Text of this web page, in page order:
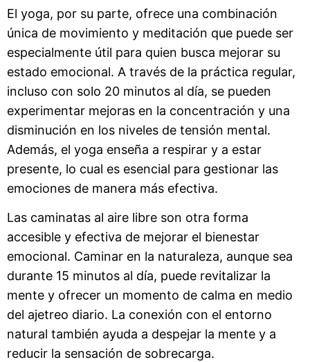
El yoga, por su parte, ofrece una combinación
única de movimiento y meditación que puede ser
especialmente útil para quien busca mejorar su
estado emocional. A través de la práctica regular,
incluso con solo 20 minutos al día, se pueden
experimentar mejoras en la concentración y una
disminución en los niveles de tensión mental.
Además, el yoga enseña a respirar y a estar
presente, lo cual es esencial para gestionar las
emociones de manera más efectiva.
Las caminatas al aire libre son otra forma
accesible y efectiva de mejorar el bienestar
emocional. Caminar en la naturaleza, aunque sea
durante 15 minutos al día, puede revitalizar la
mente y ofrecer un momento de calma en medio
del ajetreo diario. La conexión con el entorno
natural también ayuda a despejar la mente y a
reducir la sensación de sobrecarga.